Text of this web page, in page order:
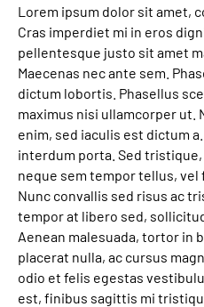
Beratungsstellen &
Zuweisende
Suche
Leichte Sprache
Gebärdensprache
Lorem ipsum dolor sit amet,
Cras imperdiet mi in eros
pellentesque justo sit amet
Maecenas nec ante sem.
dictum lobortis. Phasellus
maximus nisi ullamcorper ut.
enim, sed iaculis est dictum
interdum porta. Sed
neque sem tempor tellus, vel
Nunc convallis sed risus ac
tempor at libero sed,
Aenean malesuada, tortor in
placerat nulla, ac cursus
odio et felis egestas
est, finibus sagittis mi